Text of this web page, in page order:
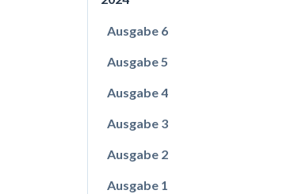
Ausgabe 6
Ausgabe 5
Ausgabe 4
Ausgabe 3
Ausgabe 2
Ausgabe 1